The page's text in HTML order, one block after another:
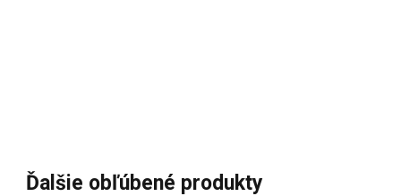
Ďalšie obľúbené produkty